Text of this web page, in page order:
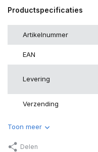
Productspecificaties
Artikelnummer
EAN
Levering
Verzending
Toon meer
Delen